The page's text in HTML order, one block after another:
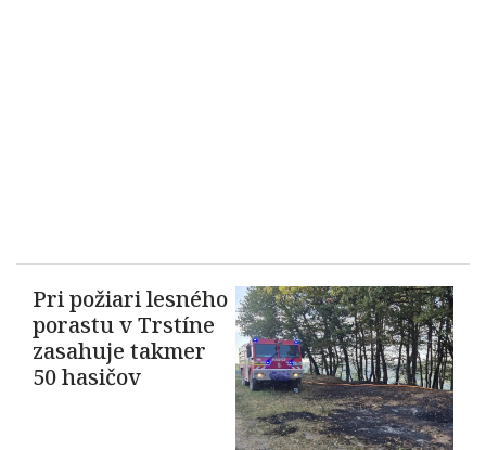
Pri požiari lesného
porastu v Trstíne
zasahuje takmer
50 hasičov